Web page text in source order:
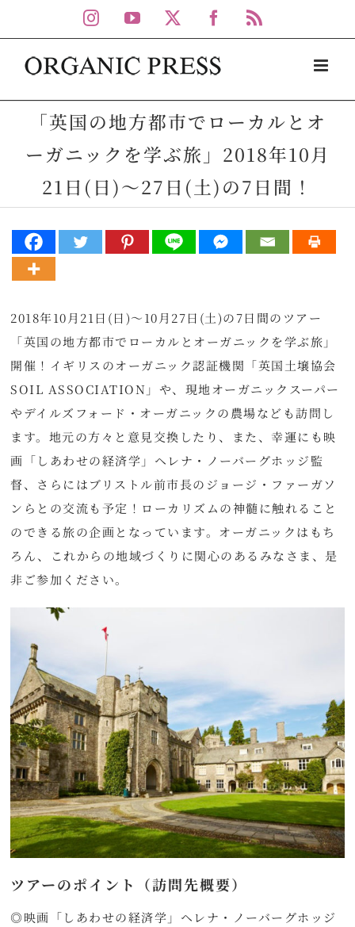
to
content
Instagram
YouTube Facebook
「英国の地方都市でローカルとオ
ーガニックを学ぶ旅」2018年10月
21日(日)～27日(土)の7日間！
2018年10月21日(日)～10月27日(土)の7日間のツアー
「英国の地方都市でローカルとオーガニックを学ぶ旅」
開催！イギリスのオーガニック認証機関「英国土壌協会
SOIL ASSOCIATION」や、現地オーガニックスーパー
やデイルズフォード・オーガニックの農場なども訪問し
ます。地元の方々と意見交換したり、また、幸運にも映
画「しあわせの経済学」ヘレナ・ノーバーグホッジ監
督、さらにはブリストル前市長のジョージ・ファーガソ
ンらとの交流も予定！ローカリズムの神髄に触れること
のできる旅の企画となっています。オーガニックはもち
ろん、これからの地域づくりに関心のあるみなさま、是
非ご参加ください。
ツアーのポイント（訪問先概要）
◎映画「しあわせの経済学」ヘレナ・ノーバーグホッジ